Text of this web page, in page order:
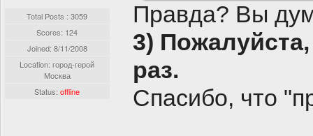
Total Posts : 3059
Scores: 124
Joined: 8/11/2008
Location: город-герой
Москва
Status:offline
Правда? Вы
3)
раз.
Спасибо, что